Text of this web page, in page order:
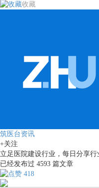
收藏
筑医台资讯
+关注
立足医院建设行业，每日分享
已经发布过 4593 篇文章
418